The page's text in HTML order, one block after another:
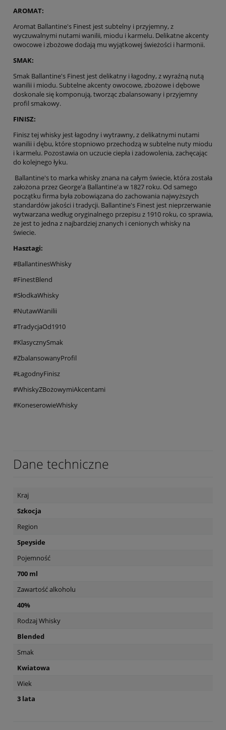
AROMAT:
Aromat Ballantine's Finest jest subtelny i przyjemny, z
wyczuwalnymi nutami wanilii, miodu i karmelu. Delikatne akcenty
owocowe i zbożowe dodają mu wyjątkowej świeżości i harmonii.
SMAK:
Smak Ballantine's Finest jest delikatny i łagodny, z wyraźną nutą
wanilii i miodu. Subtelne akcenty owocowe, zbożowe i dębowe
doskonale się komponują, tworząc zbalansowany i przyjemny
profil smakowy.
FINISZ:
Finisz tej whisky jest łagodny i wytrawny, z delikatnymi nutami
wanilii i dębu, które stopniowo przechodzą w subtelne nuty miodu
i karmelu. Pozostawia on uczucie ciepła i zadowolenia, zachęcając
do kolejnego łyku.
Ballantine's to marka whisky znana na całym świecie, która została
założona przez George'a Ballantine'a w 1827 roku. Od samego
początku firma była zobowiązana do zachowania najwyższych
standardów jakości i tradycji. Ballantine's Finest jest nieprzerwanie
wytwarzana według oryginalnego przepisu z 1910 roku, co sprawia,
że jest to jedna z najbardziej znanych i cenionych whisky na
świecie.
Hasztagi:
#BallantinesWhisky
#FinestBlend
#SłodkaWhisky
#NutawWanilii
#TradycjaOd1910
#KlasycznySmak
#ZbalansowanyProfil
#ŁagodnyFinisz
#WhiskyZBożowymiAkcentami
#KoneserowieWhisky
Dane techniczne
Kraj
Szkocja
Region
Speyside
Pojemność
700 ml
Zawartość alkoholu
40%
Rodzaj Whisky
Blended
Smak
Kwiatowa
Wiek
3 lata